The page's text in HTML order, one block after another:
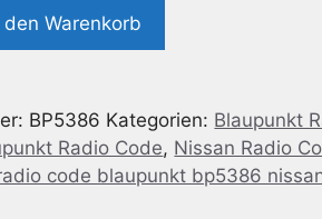
den Warenkorb
BP5386 Kategorien: Blaupunkt
Radio Code, Nissan Radio
code blaupunkt bp5386 nissan